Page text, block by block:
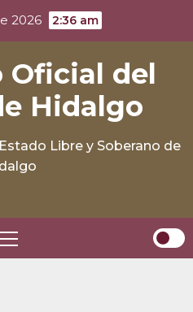
2026 2:36 am
Oficial del
Hidalgo
Libre y Soberano de